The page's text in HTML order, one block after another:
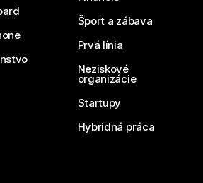
Šport a zábava
Prvá línia
Neziskové
organizácie
Startupy
Hybridná práca